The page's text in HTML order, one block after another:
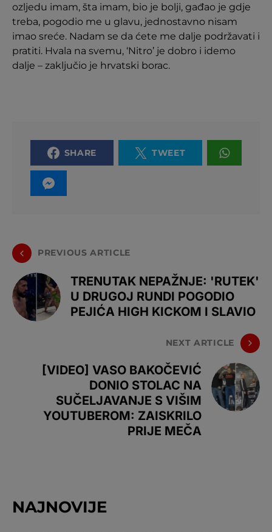
ozljedu imam, šta imam, bio je bolji, gađao je gdje
treba, pogodio me u glavu, jednostavno nisam
imao sreće. Nadam se da ćete me dalje podržavati i
pratiti. Hvala na svemu, ‘Nitro’ je dobro i idemo
dalje – zaključio je hrvatski borac.
SHARE TWEET
PREVIOUS ARTICLE
TRENUTAK NEPAŽNJE: 'RUTEK'
U DRUGOJ RUNDI POGODIO
PEJIĆA HIGH KICKOM I SLAVIO
NEXT ARTICLE
[VIDEO] VASO BAKOČEVIĆ
DONIO STOLAC NA
SUČELJAVANJE S VIŠIM
YOUTUBEROM: ZAISKRILO
PRIJE MEČA
NAJNOVIJE